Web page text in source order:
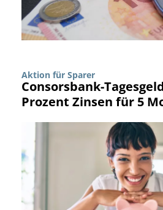
Aktion für Sparer
Consorsbank-
Prozent Zinsen für 5